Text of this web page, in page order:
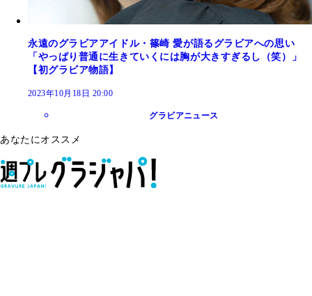
永遠のグラビアアイドル・篠崎 愛が語るグラビアへの思い
「やっぱり普通に生きていくには胸が大きすぎるし（笑）」
【初グラビア物語】
2023年10月18日 20:00
グラビアニュース
あなたにオススメ